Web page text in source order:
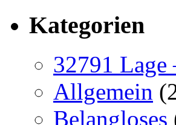
Kategorien
32791 Lage
Allgemein
Belangloses